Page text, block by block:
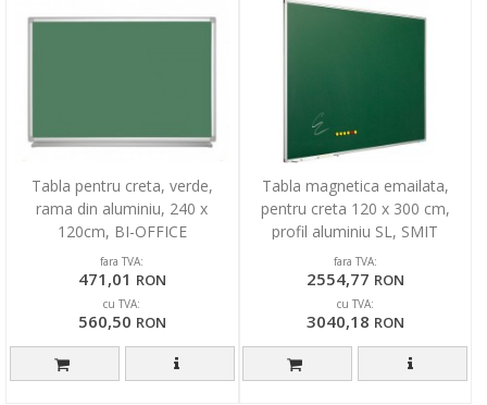
Tabla pentru creta, verde,
rama din aluminiu, 240 x
120cm, BI-OFFICE
fara TVA:
471,01 RON
cu TVA:
560,50 RON
Tabla magnetica emailata,
pentru creta 120 x 300 cm,
profil aluminiu SL, SMIT
fara TVA:
2554,77 RON
cu TVA:
3040,18 RON